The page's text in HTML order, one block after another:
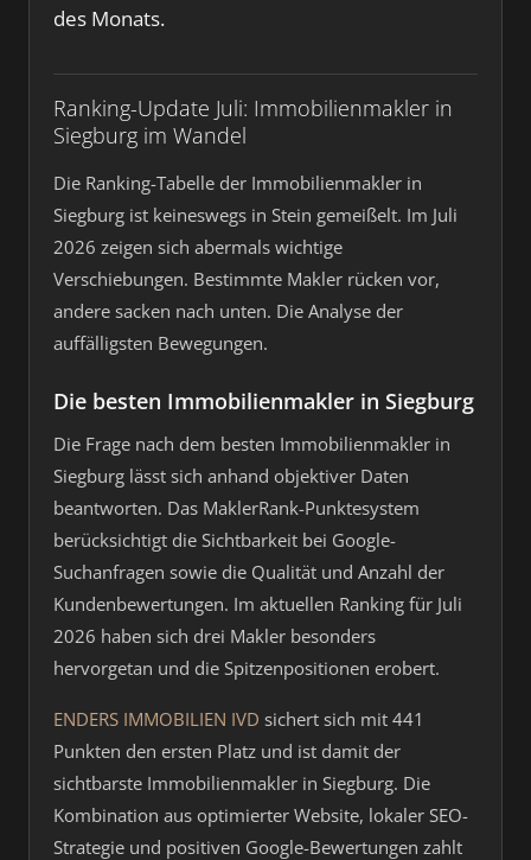
des Monats.
Ranking-Update Juli: Immobilienmakler in
Siegburg im Wandel
Die Ranking-Tabelle der Immobilienmakler in
Siegburg ist keineswegs in Stein gemeißelt. Im Juli
2026 zeigen sich abermals wichtige
Verschiebungen. Bestimmte Makler rücken vor,
andere sacken nach unten. Die Analyse der
auffälligsten Bewegungen.
Die besten Immobilienmakler in Siegburg
Die Frage nach dem besten Immobilienmakler in
Siegburg lässt sich anhand objektiver Daten
beantworten. Das MaklerRank-Punktesystem
berücksichtigt die Sichtbarkeit bei Google-
Suchanfragen sowie die Qualität und Anzahl der
Kundenbewertungen. Im aktuellen Ranking für Juli
2026 haben sich drei Makler besonders
hervorgetan und die Spitzenpositionen erobert.
ENDERS IMMOBILIEN IVD sichert sich mit 441
Punkten den ersten Platz und ist damit der
sichtbarste Immobilienmakler in Siegburg. Die
Kombination aus optimierter Website, lokaler SEO-
Strategie und positiven Google-Bewertungen zahlt